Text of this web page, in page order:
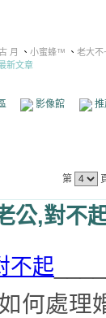
月 、 小蜜蜂™ 、 老大不
新文章
影像館
第
公,對不
不起
何處理